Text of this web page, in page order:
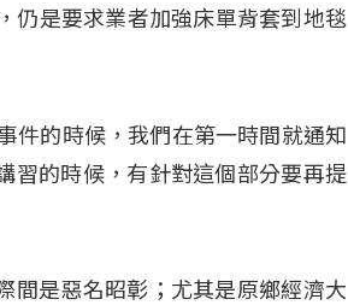
仍是要求業者加強床單背套到地毯
件的時候，我們在第一時間就通知
習的時候，有針對這個部分要再提
間是惡名昭彰；尤其是原鄉經濟大